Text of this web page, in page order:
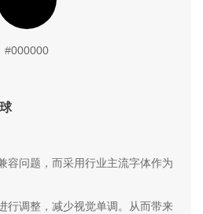
#000000
容问题，而采用行业主流字体作为
行调整，减少视觉单调。从而带来